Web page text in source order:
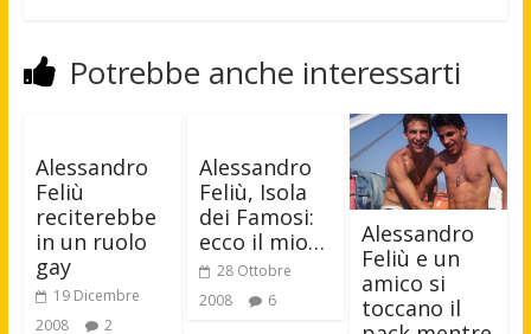
Potrebbe anche interessarti
Alessandro
Feliù
reciterebbe
in un ruolo
gay
19 Dicembre
2008
2
Alessandro
Feliù, Isola
dei Famosi:
ecco il mio…
28 Ottobre
2008
6
Alessandro
Feliù e un
amico si
toccano il